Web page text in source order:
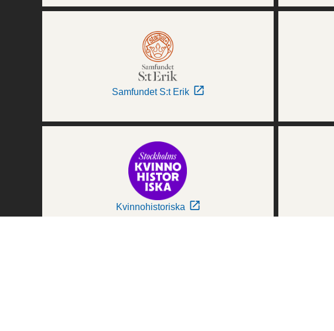
Samfundet S:t Erik
Kvinnohistoriska